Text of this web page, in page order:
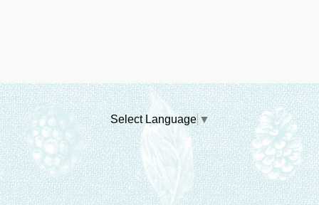
Select Language ▼